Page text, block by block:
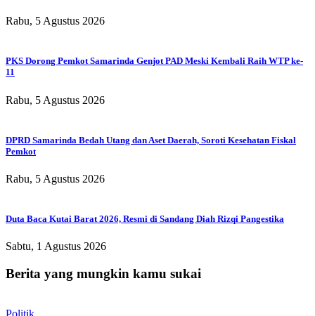
Rabu, 5 Agustus 2026
PKS Dorong Pemkot Samarinda Genjot PAD Meski Kembali Raih WTP ke-
11
Rabu, 5 Agustus 2026
DPRD Samarinda Bedah Utang dan Aset Daerah, Soroti Kesehatan Fiskal
Pemkot
Rabu, 5 Agustus 2026
Duta Baca Kutai Barat 2026, Resmi di Sandang Diah Rizqi Pangestika
Sabtu, 1 Agustus 2026
Berita yang mungkin kamu sukai
Politik